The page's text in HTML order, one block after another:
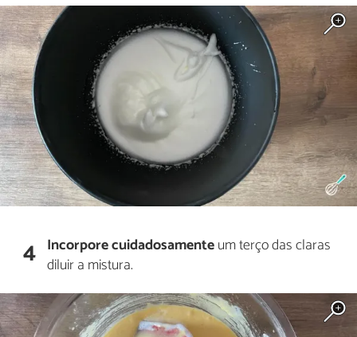
4 Incorpore cuidadosamenteum terço das claras
diluir a mistura.